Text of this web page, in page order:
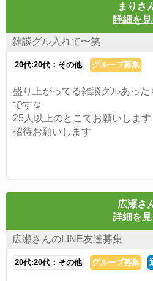
まりさ
詳細を見
雑談グル入れて〜笑
20代:20代：その他 グループ募集
盛り上がってる雑談グルあった
です☺️
25人以上のとこでお願いします
招待お願いします
広瀬さ
詳細を見
広瀬さんのLINE友達募集
20代:20代：その他 グループ募集